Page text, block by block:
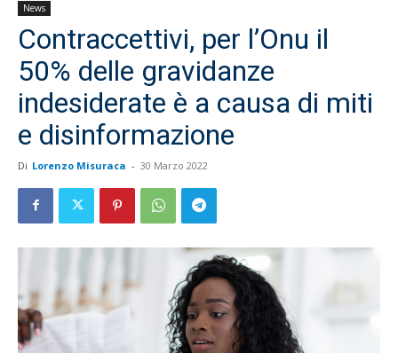
News
Contraccettivi, per l’Onu il
50% delle gravidanze
indesiderate è a causa di miti
e disinformazione
Di Lorenzo Misuraca - 30 Marzo 2022